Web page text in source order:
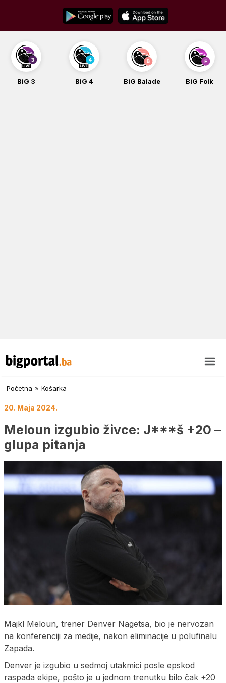
content
BiG 4 BiG Balade BiG Folk BiG iG
Početna » Košarka
20. Maja 2024.
Meloun izgubio živce: J***š +20 –
glupa pitanja
Majkl Meloun, trener Denver Nagetsa, bio je nervozan
na konferenciji za medije, nakon eliminacije u polufinalu
Zapada.
Denver je izgubio u sedmoj utakmici posle epskod
raspada ekipe, pošto je u jednom trenutku bilo čak +20